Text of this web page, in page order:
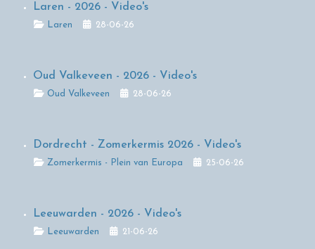
Laren - 2026 - Video's
Details
Laren 28-06-26
Oud Valkeveen - 2026 - Video's
DetailsOud Valkeveen 28-06-26
Dordrecht - Zomerkermis 2026 - Video's
Details
Zomerkermis - Plein van Europa 25-06-26
Leeuwarden - 2026 - Video's
DetailsLeeuwarden 21-06-26